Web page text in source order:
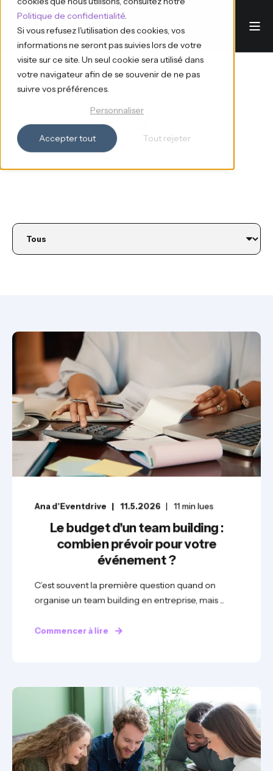
Politique de confidentialité.
Si vous refusez l'utilisation des cookies, vos
informations ne seront pas suivies lors de votre
visite sur ce site. Un seul cookie sera utilisé dans
votre navigateur afin de se souvenir de ne pas
suivre vos préférences.
Personnaliser
Accepter tout Tout rejeter
Blog
Ana d'Eventdrive 11.5.2026 11min lues
Le budget d'un team building :
combien prévoir pour votre
événement ?
C’est souvent la première question quand on
organise un team building en entreprise, mais ...
Commencer à lire